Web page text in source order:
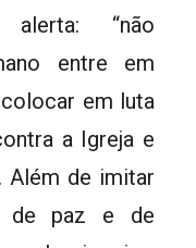
“não
entre em
em luta
a Igreja e
Além de imitar
de paz e de